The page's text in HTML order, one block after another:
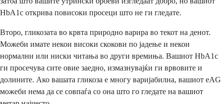
HbA1c открива повисоки просеци што не ги гледате.
Второ, гликозата во крвта природно варира во текот на денот.
Можеби имате некои високи скокови по јадење и некои
нормални или ниски читања во други времиња. Вашиот HbA1c
ги просечува сите овие заедно, измазнувајќи ги врвовите и
долините. Ако вашата гликоза е многу варијабилна, вашиот eAG
можеби нема да се совпаѓа со она што го гледате на вашиот